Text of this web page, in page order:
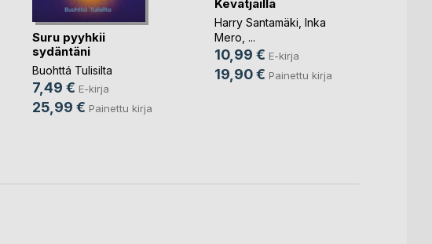
Suru pyyhkii
sydäntäni
Buohttá Tulisilta
7,49 € E-kirja
25,99 € Painettu kirja
Kevätjäillä
Harry Santamäki, Inka
Mero, ...
10,99 € E-kirja
19,90 € Painettu kirja